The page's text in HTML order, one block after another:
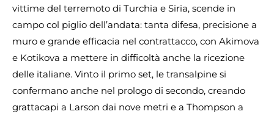
vittime del terremoto di Turchia e Siria, scende in
campo col piglio dell’andata: tanta difesa, precisione a
muro e grande efficacia nel contrattacco, con Akimova
e Kotikova a mettere in difficoltà anche la ricezione
delle italiane. Vinto il primo set, le transalpine si
confermano anche nel prologo di secondo, creando
grattacapi a Larson dai nove metri e a Thompson a